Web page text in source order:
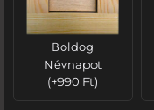
Boldog
Névnapot
(+990 Ft)